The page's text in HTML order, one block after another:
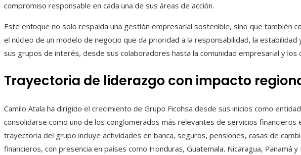
compromiso responsable en cada una de sus áreas de acción.
Este enfoque no solo respalda una gestión empresarial sostenible, sino que también
el núcleo de un modelo de negocio que da prioridad a la responsabilidad, la
sus grupos de interés, desde sus colaboradores hasta la comunidad empresarial y los
Trayectoria de liderazgo con impacto
Camilo Atala ha dirigido el crecimiento de Grupo Ficohsa desde sus inicios como
consolidarse como uno de los conglomerados más relevantes de servicios financieros
trayectoria del grupo incluye actividades en banca, seguros, pensiones, casas de
financieros, con presencia en países como Honduras, Guatemala, Nicaragua, Panamá y